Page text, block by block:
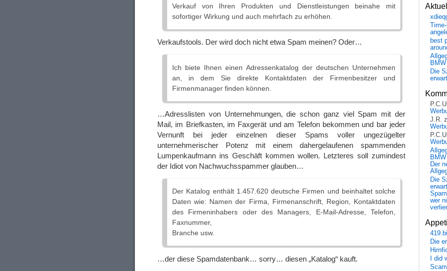
Verkauf von Ihren Produkten und Dienstleistungen beinahe mit
sofortiger Wirkung und auch mehrfach zu erhöhen.
Verkaufstools. Der wird doch nicht etwa Spam meinen? Oder…
Ich biete Ihnen einen Adressenkatalog der deutschen Unternehmen
an, in dem Sie direkte Kontaktdaten der Firmenbesitzer und
Firmenmanager finden können.
…Adresslisten von Unternehmungen, die schon ganz viel Spam mit der
Mail, im Briefkasten, im Faxgerät und am Telefon bekommen und bar jeder
Vernunft bei jeder einzelnen dieser Spams voller ungezügelter
unternehmerischer Potenz mit einem dahergelaufenen spammenden
Lumpenkaufmann ins Geschäft kommen wollen. Letzteres soll zumindest
der Idiot von Nachwuchsspammer glauben…
Der Katalog enthält 1.457.620 deutsche Firmen und beinhaltet solche
Daten wie: Namen der Firma, Firmenanschrift, Region, Kontaktdaten
des Firmeninhabers oder des Managers, E-Mail-Adresse, Telefon,
Faxnummer,
Branche usw.
…der diese Spamdatenbank… sorry… diesen „Katalog“ kauft.
best
BMW
Die
J.R.
Der
Die
Spam
wer
Die
I did